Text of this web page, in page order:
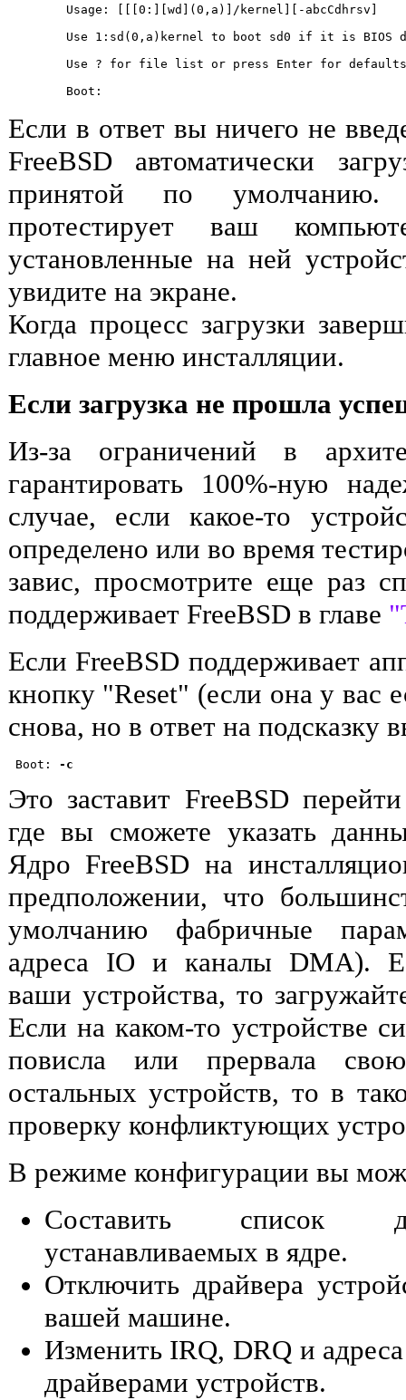
	Usage: [[[0:][wd](0,a)]/kernel][-abcCdhrsv]
Use 1:sd(0,a)kernel to boot sd0 if it is BIOS
	Use ? for file list or press Enter for defaults
Если в ответ вы ничего не
FreeBSD автоматически
принятой по умолчанию.
протестирует ваш
установленные на ней
увидите на экране.
Когда процесс загрузки
главное меню инсталляции.
Если загрузка не прошла
Из-за ограничений в
гарантировать 100%-ную
случае, если какое-то
определено или во время
завис, просмотрите еще раз
поддерживает FreeBSD в главе
Если FreeBSD поддерживает
кнопку "Reset" (если она у вас
снова, но в ответ на подсказку
Boot: -c
Это заставит FreeBSD
где вы сможете указать
Ядро FreeBSD на
предположении, что
умолчанию фабричные
адреса IO и каналы DMA).
ваши устройства, то
Если на каком-то устройстве
повисла или прервала
остальных устройств, то в
проверку конфликтующих
В режиме конфигурации вы
Составить список
устанавливаемых в ядре.
Отключить драйвера
вашей машине.
Изменить IRQ, DRQ и
драйверами устройств.